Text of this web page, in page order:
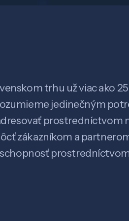
trhu už viac ako
jedinečným
prostredníctvom
zákazníkom a